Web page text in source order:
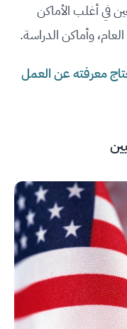
في أغلب الأماكن
وأماكن الدراسة.
معرفته عن العمل